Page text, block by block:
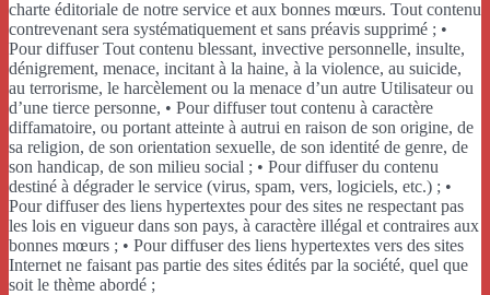
charte éditoriale de notre service et aux bonnes mœurs. Tout contenu
contrevenant sera systématiquement et sans préavis supprimé ; •
Pour diffuser Tout contenu blessant, invective personnelle, insulte,
dénigrement, menace, incitant à la haine, à la violence, au suicide,
au terrorisme, le harcèlement ou la menace d’un autre Utilisateur ou
d’une tierce personne, • Pour diffuser tout contenu à caractère
diffamatoire, ou portant atteinte à autrui en raison de son origine, de
sa religion, de son orientation sexuelle, de son identité de genre, de
son handicap, de son milieu social ; • Pour diffuser du contenu
destiné à dégrader le service (virus, spam, vers, logiciels, etc.) ; •
Pour diffuser des liens hypertextes pour des sites ne respectant pas
les lois en vigueur dans son pays, à caractère illégal et contraires aux
bonnes mœurs ; • Pour diffuser des liens hypertextes vers des sites
Internet ne faisant pas partie des sites édités par la société, quel que
soit le thème abordé ;